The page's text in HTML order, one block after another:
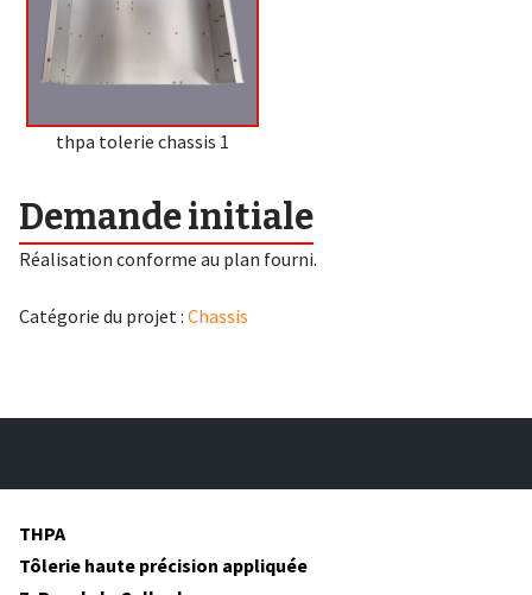
thpa tolerie chassis 1
Demande initiale
Réalisation conforme au plan fourni.
Catégorie du projet : Chassis
THPA
Tôlerie haute précision appliquée